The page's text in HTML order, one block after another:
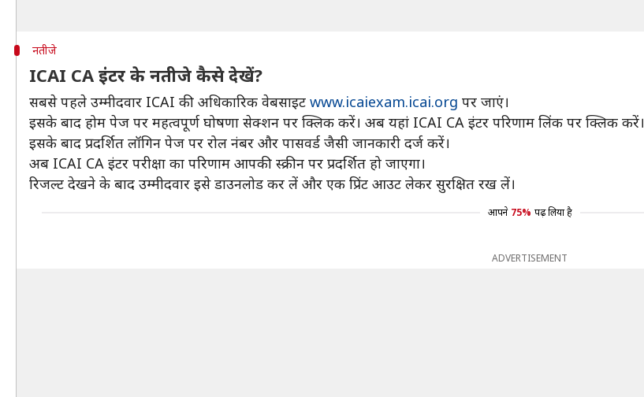
नतीजे
ICAI CA इंटर के नतीजे कैसे देखें?
सबसे पहले उम्मीदवार ICAI की अधिकारिक वेबसाइट www.icaiexam.icai.org पर जाएं।
इसके बाद होम पेज पर महत्वपूर्ण घोषणा सेक्शन पर क्लिक करें। अब यहां ICAI CA इंटर परिणाम लिंक पर क्लिक करें।
इसके बाद प्रदर्शित लॉगिन पेज पर रोल नंबर और पासवर्ड जैसी जानकारी दर्ज करें।
अब ICAI CA इंटर परीक्षा का परिणाम आपकी स्क्रीन पर प्रदर्शित हो जाएगा।
रिजल्ट देखने के बाद उम्मीदवार इसे डाउनलोड कर लें और एक प्रिंट आउट लेकर सुरक्षित रख लें।
आपने 75% पढ़ लिया है
ADVERTISEMENT